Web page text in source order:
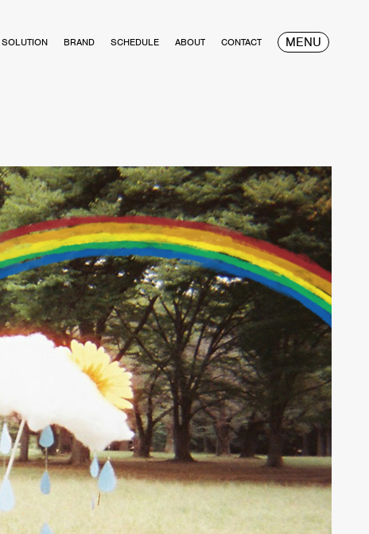
SOLUTION BRAND SCHEDULE ABOUT CONTACT MENU